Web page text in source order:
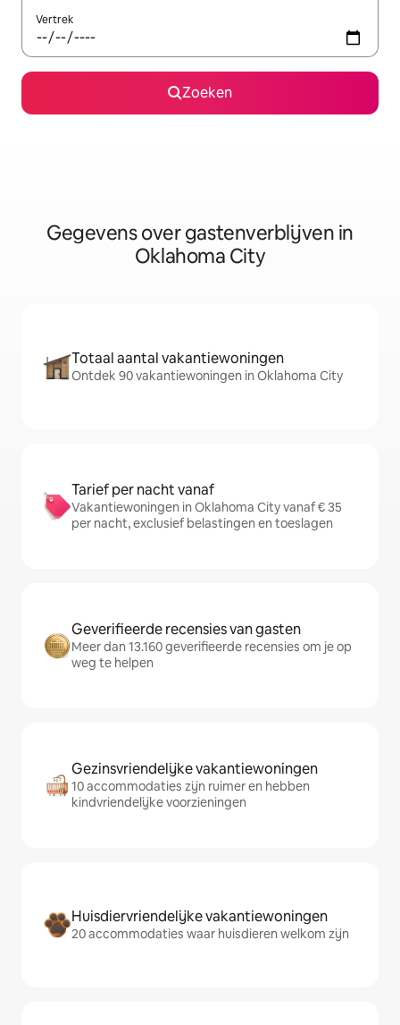
Vertrek
Zoeken
Gegevens over gastenverblijven in
Oklahoma City
Totaal aantal vakantiewoningen
Ontdek 90 vakantiewoningen in Oklahoma City
Tarief per nacht vanaf
Vakantiewoningen in Oklahoma City vanaf € 35
per nacht, exclusief belastingen en toeslagen
Geverifieerde recensies van gasten
Meer dan 13.160 geverifieerde recensies om je op
weg te helpen
Gezinsvriendelijke vakantiewoningen
10 accommodaties zijn ruimer en hebben
kindvriendelijke voorzieningen
Huisdiervriendelijke vakantiewoningen
20 accommodaties waar huisdieren welkom zijn